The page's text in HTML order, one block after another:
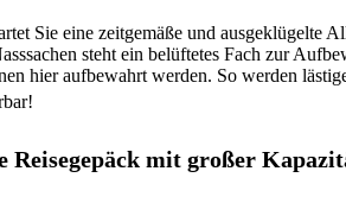
Sie eine zeitgemäße und ausgeklügelte
steht ein belüftetes Fach zur
hier aufbewahrt werden. So werden
Reisegepäck mit großer